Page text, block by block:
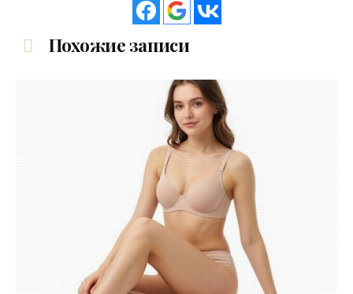
Похожие записи